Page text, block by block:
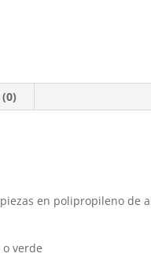
en polipropileno
verde